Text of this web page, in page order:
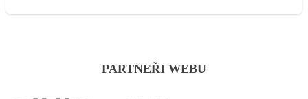
PARTNEŘI WEBU